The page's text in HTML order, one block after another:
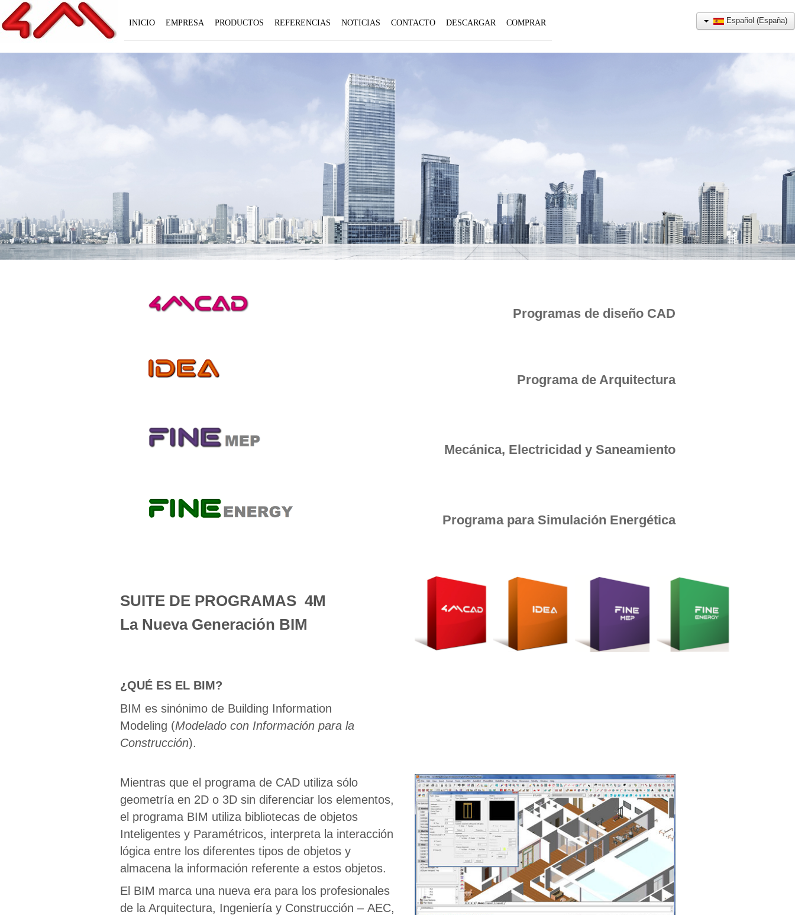
INICIO EMPRESA PRODUCTOS REFERENCIAS NOTICIAS CONTACTO DESCARGAR COMPRAR Español (España)
Programas de diseño CAD
Programa de Arquitectura
Mecánica, Electricidad y Saneamiento
Programa para Simulación Energética
SUITE DE PROGRAMAS 4M
La Nueva Generación BIM
¿QUÉ ES EL BIM?
BIM es sinónimo de Building Information
Modeling (Modelado con Información para la
Construcción).
Mientras que el programa de CAD utiliza sólo
geometría en 2D o 3D sin diferenciar los elementos,
el programa BIM utiliza bibliotecas de objetos
Inteligentes y Paramétricos, interpreta la interacción
lógica entre los diferentes tipos de objetos y
almacena la información referente a estos objetos.
El BIM marca una nueva era para los profesionales
de la Arquitectura, Ingeniería y Construcción – AEC,